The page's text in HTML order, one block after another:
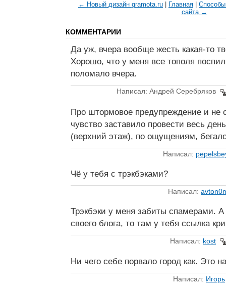
← Новый дизайн gramota.ru Главная
Способы
сайта →
КОММЕНТАРИИ
Да уж, вчера вообще жесть какая-то
Хорошо, что у меня все тополя
поломало вчера.
Написал: Андрей Серебряков
Про штормовое предупреждение и не
чувство заставило провести весь
(верхний этаж), по ощущениям,
Написал:
Чё у тебя с трэкбэками?
Написал:
Трэкбэки у меня забиты спамерами.
своего блога, то там у тебя ссылка
Написал: kost
Ни чего себе порвало город как. Это
Написал: Игорь